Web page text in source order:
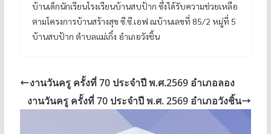
บ้านเด็กนักเรียนโรงเรียนบ้านสบป้าก ซึ่งได้รับความช่วยเหลือ
ตามโครงการบ้านสร้างสุข ซี.ซี.เอฟ ณบ้านเลขที่ 85/2 หมู่ที่ 5
บ้านสบป้าก ตำบลแม่เกิ๋ง อำเภอวังชิ้น
งานวันครู ครั้งที่ 70 ประจำปี พ.ศ.2569 อำเภอลอง
งานวันครู ครั้งที่ 70 ประจำปี พ.ศ. 2569 อำเภอวังชิ้น